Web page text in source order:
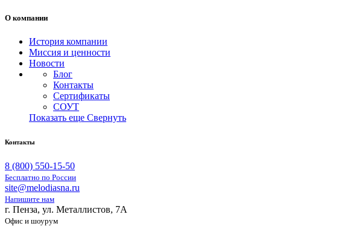
О компании
История компании
Миссия и ценности
Новости
Блог
Контакты
Сертификаты
СОУТ
Показать еще Свернуть
Контакты
8 (800) 550-15-50
Бесплатно по России
site@melodiasna.ru
Напишите нам
г. Пенза, ул. Металлистов, 7А
Офис и шоурум